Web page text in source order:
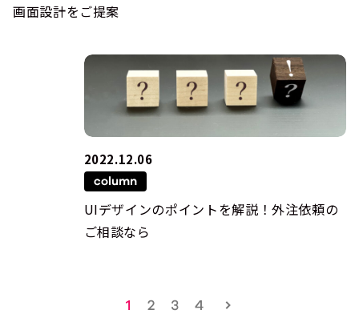
画面設計をご提案
2022.12.06
column
UIデザインのポイントを解説！外注依頼の
ご相談なら
1 2 3 4